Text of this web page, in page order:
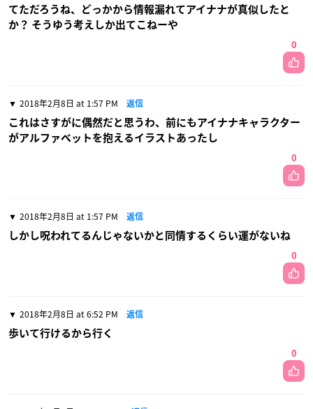
てただろうね、どっかから情報漏れてアイナナが真似したと
か？ そうゆう考えしか出てこねーや
0
2018年2月8日 at 1:57 PM 返信
これはさすがに偶然だと思うわ、前にもアイナナキャラクター
がアルファベットを抱えるイラストあったし
0
2018年2月8日 at 1:57 PM 返信
しかし呪われてるんじゃないかと同情するくらい運がないね
0
2018年2月8日 at 6:52 PM 返信
歩いて行けるから行く
0